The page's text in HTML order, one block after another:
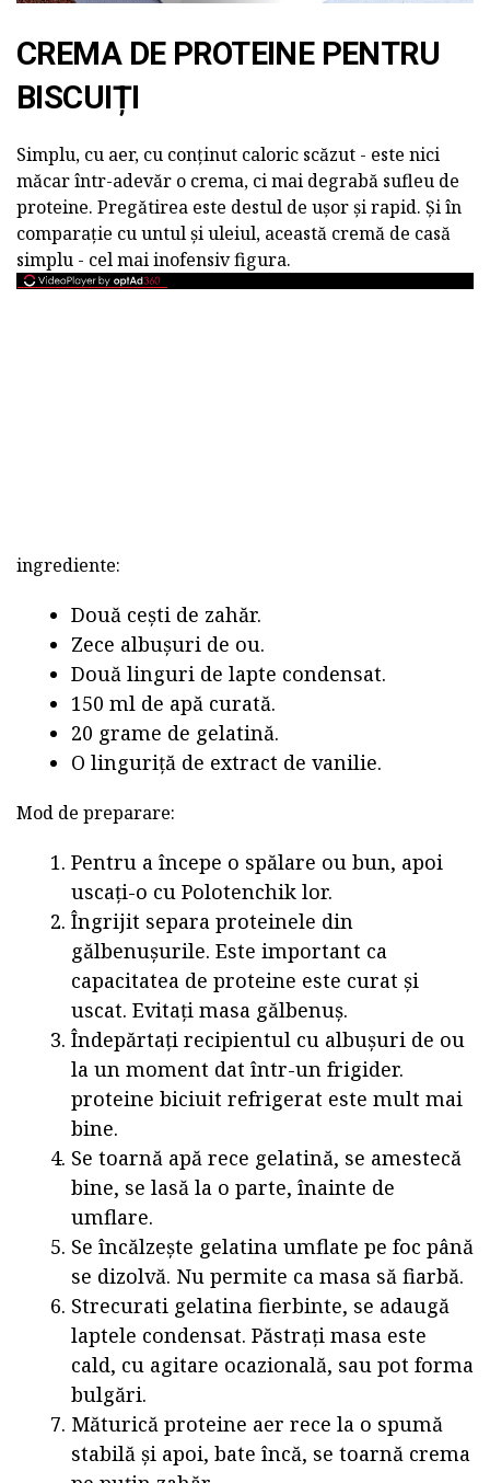
CREMA DE PROTEINE PENTRU
BISCUIȚI
Simplu, cu aer, cu conținut caloric scăzut - este nici
măcar într-adevăr o crema, ci mai degrabă sufleu de
proteine. Pregătirea este destul de ușor și rapid. Și în
comparație cu untul și uleiul, această cremă de casă
simplu - cel mai inofensiv figura.
ingrediente:
Două cești de zahăr.
Zece albușuri de ou.
Două linguri de lapte condensat.
150 ml de apă curată.
20 grame de gelatină.
O linguriță de extract de vanilie.
Mod de preparare:
Pentru a începe o spălare ou bun, apoi
uscați-o cu Polotenchik lor.
Îngrijit separa proteinele din
gălbenușurile. Este important ca
capacitatea de proteine este curat și
uscat. Evitați masa gălbenuș.
Îndepărtați recipientul cu albușuri de ou
la un moment dat într-un frigider.
proteine biciuit refrigerat este mult mai
bine.
Se toarnă apă rece gelatină, se amestecă
bine, se lasă la o parte, înainte de
umflare.
Se încălzește gelatina umflate pe foc până
se dizolvă. Nu permite ca masa să fiarbă.
Strecurati gelatina fierbinte, se adaugă
laptele condensat. Păstrați masa este
cald, cu agitare ocazională, sau pot forma
bulgări.
Măturică proteine aer rece la o spumă
stabilă și apoi, bate încă, se toarnă crema